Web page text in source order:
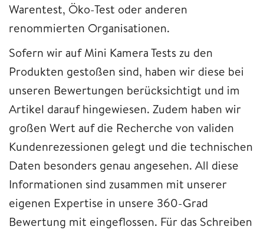
Warentest, Öko-Test oder anderen
renommierten Organisationen.
Sofern wir auf Mini Kamera Tests zu den
Produkten gestoßen sind, haben wir diese bei
unseren Bewertungen berücksichtigt und im
Artikel darauf hingewiesen. Zudem haben wir
großen Wert auf die Recherche von validen
Kundenrezessionen gelegt und die technischen
Daten besonders genau angesehen. All diese
Informationen sind zusammen mit unserer
eigenen Expertise in unsere 360-Grad
Bewertung mit eingeflossen. Für das Schreiben